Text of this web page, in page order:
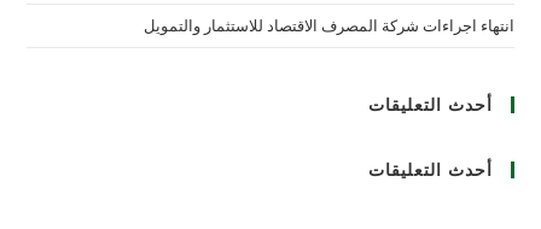
انتهاء اجراءات شركة المصرف الاقتصاد للاستثمار والتمويل
أحدث التعليقات
أحدث التعليقات